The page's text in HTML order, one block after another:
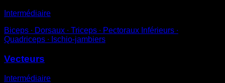
Intermédiaire
Biceps ∙ Dorsaux ∙ Triceps ∙ Pectoraux Inférieurs ∙
Quadriceps ∙ Ischio-jambiers
Vecteurs
Intermédiaire